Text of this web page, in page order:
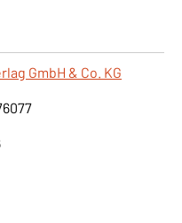
GmbH & Co. KG